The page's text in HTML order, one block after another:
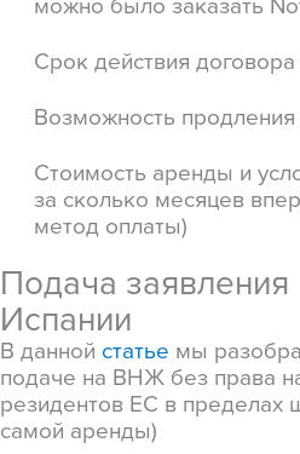
Срок действия договора
Возможность
Стоимость аренды и
за сколько месяцев
метод оплаты)
Подача
Испании
В данной статье мы
подаче на ВНЖ без права
резидентов ЕС в пределах
самой аренды)